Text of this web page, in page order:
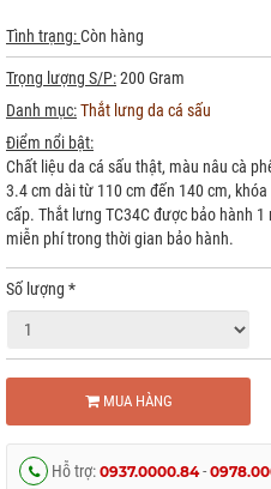
Tình trạng:Còn hàng
Trọng lượng S/P:200 Gram
Danh mục:Thắt lưng da cá sấu
Điểm nổi bật:
Chất liệu da cá sấu thật, màu nâu cà
3.4 cm dài từ 110 cm đến 140 cm,
cấp. Thắt lưng TC34C được bảo hành
miễn phí trong thời gian bảo hành.
Số lượng *
MUA HÀNG
Hỗ trợ: 0937.0000.84-